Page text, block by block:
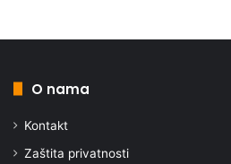
O nama
Kontakt
Zaštita privatnosti